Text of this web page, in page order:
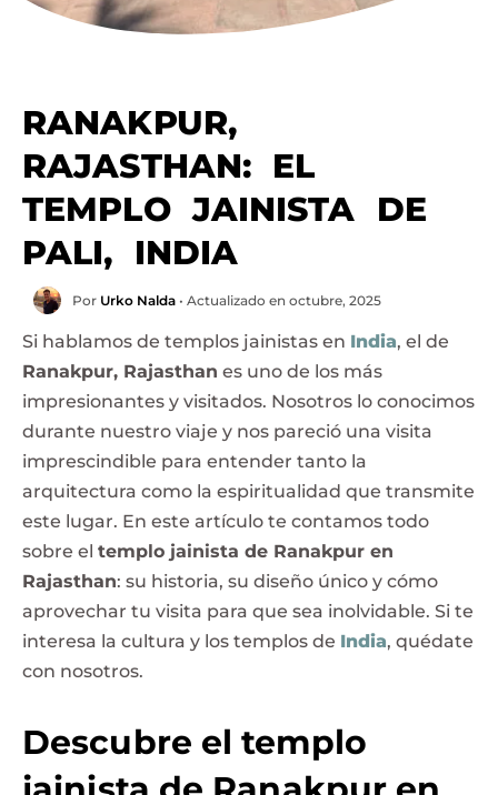
RANAKPUR,
RAJASTHAN: EL
TEMPLO JAINISTA DE
PALI, INDIA
Por Urko Nalda • Actualizado en octubre, 2025
Si hablamos de templos jainistas en India, el de
Ranakpur, Rajasthan es uno de los más
impresionantes y visitados. Nosotros lo conocimos
durante nuestro viaje y nos pareció una visita
imprescindible para entender tanto la
arquitectura como la espiritualidad que transmite
este lugar. En este artículo te contamos todo
sobre el templo jainista de Ranakpur en
Rajasthan: su historia, su diseño único y cómo
aprovechar tu visita para que sea inolvidable. Si te
interesa la cultura y los templos de India, quédate
con nosotros.
Descubre el templo